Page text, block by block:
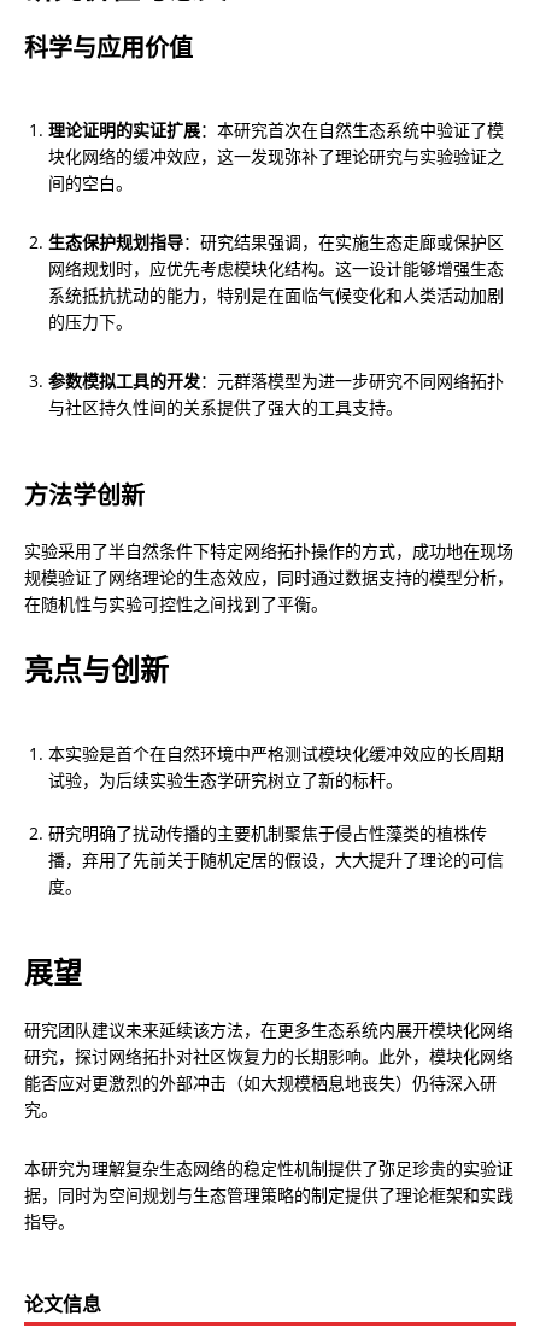
科学与应用价值
理论证明的实证扩展：本研究首次在自然生态系统中验证了模
块化网络的缓冲效应，这一发现弥补了理论研究与实验验证之
间的空白。
生态保护规划指导：研究结果强调，在实施生态走廊或保护区
网络规划时，应优先考虑模块化结构。这一设计能够增强生态
系统抵抗扰动的能力，特别是在面临气候变化和人类活动加剧
的压力下。
参数模拟工具的开发：元群落模型为进一步研究不同网络拓扑
与社区持久性间的关系提供了强大的工具支持。
方法学创新
实验采用了半自然条件下特定网络拓扑操作的方式，成功地在现场
规模验证了网络理论的生态效应，同时通过数据支持的模型分析，
在随机性与实验可控性之间找到了平衡。
亮点与创新
本实验是首个在自然环境中严格测试模块化缓冲效应的长周期
试验，为后续实验生态学研究树立了新的标杆。
研究明确了扰动传播的主要机制聚焦于侵占性藻类的植株传
播，弃用了先前关于随机定居的假设，大大提升了理论的可信
度。
展望
研究团队建议未来延续该方法，在更多生态系统内展开模块化网络
研究，探讨网络拓扑对社区恢复力的长期影响。此外，模块化网络
能否应对更激烈的外部冲击（如大规模栖息地丧失）仍待深入研
究。
本研究为理解复杂生态网络的稳定性机制提供了弥足珍贵的实验证
据，同时为空间规划与生态管理策略的制定提供了理论框架和实践
指导。
论文信息